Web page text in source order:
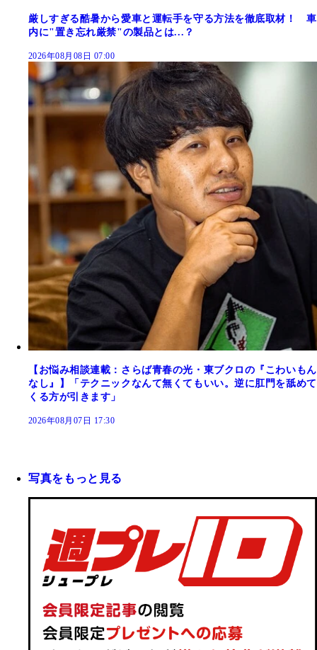
厳しすぎる酷暑から愛車と運転手を守る方法を徹底取材！ 車
内に"置き忘れ厳禁"の製品とは...？
2026年08月08日 07:00
【お悩み相談連載：さらば青春の光・東ブクロの『こわいもん
なし』】「テクニックなんて無くてもいい。逆に肛門を舐めて
くる方が引きます」
2026年08月07日 17:30
写真をもっと見る